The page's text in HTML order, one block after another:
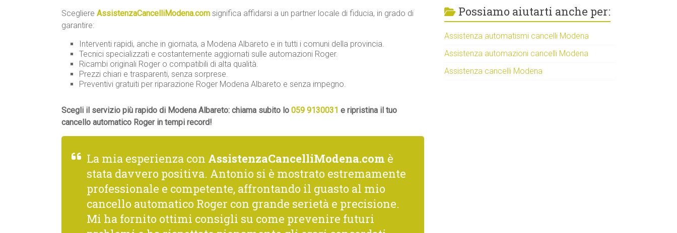
Scegliere AssistenzaCancelliModena.com significa affidarsi a un partner locale di fiducia, in grado di
garantire:
Interventi rapidi, anche in giornata, a Modena Albareto e in tutti i comuni della provincia.
Tecnici specializzati e costantemente aggiornati sulle automazioni Roger.
Ricambi originali Roger o compatibili di alta qualità.
Prezzi chiari e trasparenti, senza sorprese.
Preventivi gratuiti per riparazione Roger Modena Albareto e senza impegno.
Scegli il servizio più rapido di Modena Albareto: chiama subito lo 059 9130031 e ripristina il tuo
cancello automatico Roger in tempi record!
La mia esperienza con AssistenzaCancelliModena.com è
stata davvero positiva. Antonio si è mostrato estremamente
professionale e competente, affrontando il guasto al mio
cancello automatico Roger con grande serietà e precisione.
Mi ha fornito ottimi consigli su come prevenire futuri
Possiamo aiutarti anche per:
Assistenza automatismi cancelli Modena
Assistenza automazioni cancelli Modena
Assistenza cancelli Modena